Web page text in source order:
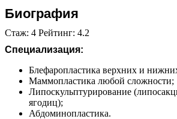
Биография
Стаж: 4 Рейтинг: 4.2
Специализация:
Блефаропластика верхних и
Маммопластика любой сложности;
Липоскульптурирование
ягодиц);
Абдоминопластика.